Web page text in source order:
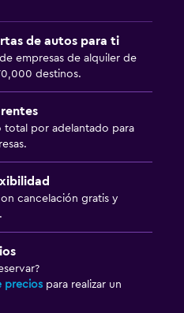
de autos para ti
empresas de alquiler de
destinos.
total por adelantado para
cancelación gratis y
precios para realizar un